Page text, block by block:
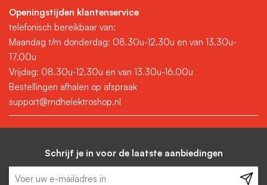
Openingstijden klantenservice
telefonisch bereikbaar van:
Maandag t/m donderdag: 08.30u-12.30u en van 13.30u-
17.00u
Vrijdag: 08.30u-12.30u en van 13.30u-16.00u
Bestellingen afhalen op afspraak
support@mdhelektroshop.nl
Schrijf je in voor de laatste aanbiedingen